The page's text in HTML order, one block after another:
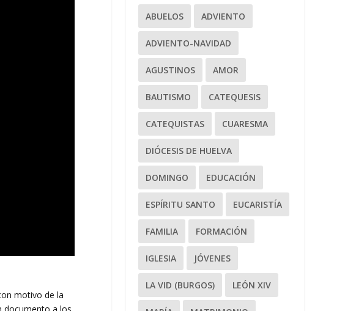
motivo de la
ABUELOS ADVIENTO
ADVIENTO-NAVIDAD
AGUSTINOS AMOR
BAUTISMO CATEQUESIS
CATEQUISTAS CUARESMA
DIÓCESIS DE HUELVA
DOMINGO EDUCACIÓN
ESPÍRITU SANTO EUCARISTÍA
FAMILIA FORMACIÓN
IGLESIA JÓVENES
LA VID (BURGOS) LEÓN XIV